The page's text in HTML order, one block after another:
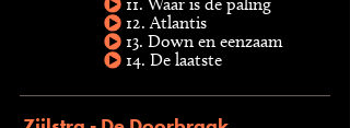
12. Atlantis
13. Down en eenzaam
14. De laatste